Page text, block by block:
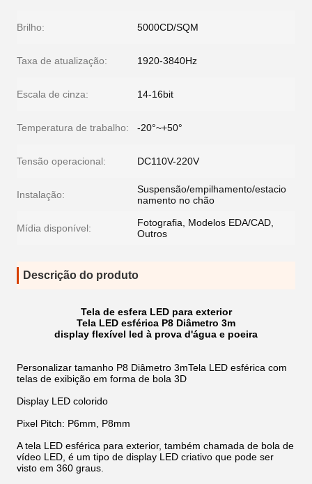
Brilho: 5000CD/SQM
Taxa de atualização: 1920-3840Hz
Escala de cinza: 14-16bit
Temperatura de trabalho: -20°~+50°
Tensão operacional: DC110V-220V
Instalação:
Suspensão/empilhamento/estacio
namento no chão
Mídia disponível:
Fotografia, Modelos EDA/CAD,
Outros
Descrição do produto
Tela de esfera LED para exterior
Tela LED esférica P8 Diâmetro 3m
display flexível led à prova d'água e poeira
Personalizar tamanho P8 Diâmetro 3mTela LED esférica com
telas de exibição em forma de bola 3D
Display LED colorido
Pixel Pitch: P6mm, P8mm
A tela LED esférica para exterior, também chamada de bola de
vídeo LED, é um tipo de display LED criativo que pode ser
visto em 360 graus.